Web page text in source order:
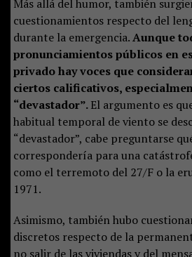
Más allá del humor, también
cuestionamientos respecto del
durante la emergencia.Aunque
pronunciamientos públicos en
privado hay voces que
ciertos calificativos,
“devastador”.El argumento es
habitual temporal de viento se
“devastador”, cabe preguntarse
correspondería para una
como el terremoto del 27/F o la
1971.
Asimismo, también hubo
discretos respecto de la
no salir de las viviendas y del